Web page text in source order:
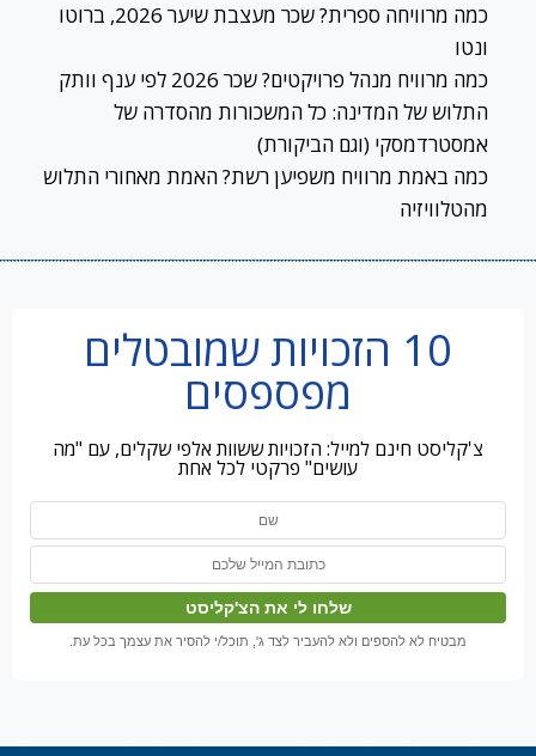
כמה מרוויחה ספרית? שכר מעצבת שיער 2026, ברוטו
ונטו
כמה מרוויח מנהל פרויקטים? שכר 2026 לפי ענף וותק
התלוש של המדינה: כל המשכורות מהסדרה של
אמסטרדמסקי (וגם הביקורת)
כמה באמת מרוויח משפיען רשת? האמת מאחורי התלוש
מהטלוויזיה
10 הזכויות שמובטלים
מפספסים
צ'קליסט חינם למייל: הזכויות ששוות אלפי שקלים, עם "מה
עושים" פרקטי לכל אחת
מבטיח לא להספים ולא להעביר לצד ג', תוכל/י להסיר את עצמך בכל עת.